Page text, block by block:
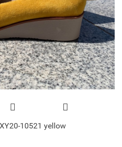
10521 yellow